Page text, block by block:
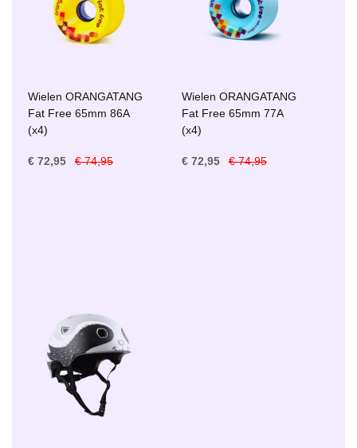
Wielen ORANGATANG
Fat Free 65mm 86A
(x4)
€ 72,95 € 74,95
Wielen ORANGATANG
Fat Free 65mm 77A
(x4)
€ 72,95 € 74,95